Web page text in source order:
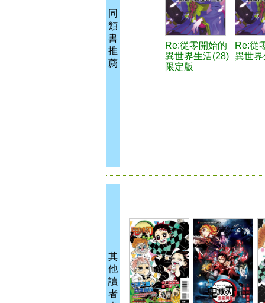
同
類
書
推
薦
Re:從零開始的
異世界生活(28)
限定版
Re:從
異世
其
他
讀
者